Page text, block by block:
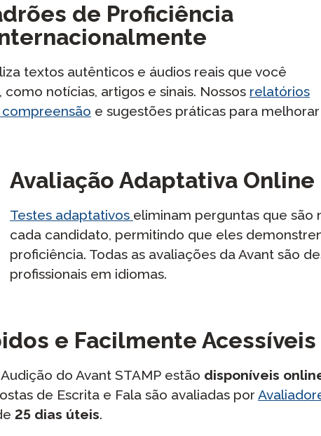
de Proficiência
textos autênticos e áudios reais que você
notícias, artigos e sinais. Nossos relatórios
e sugestões práticas para
Avaliação Adaptativa
Testes adaptativos eliminam perguntas que
cada candidato, permitindo que eles
proficiência. Todas as avaliações da Avant são
profissionais em idiomas.
e Facilmente Acessíveis
do Avant STAMP estão disponíveis
de Escrita e Fala são avaliadas por
25 dias úteis.